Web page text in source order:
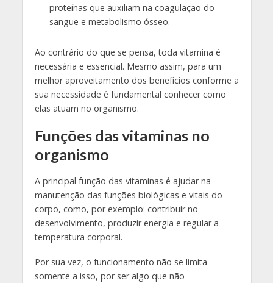
proteínas que auxiliam na coagulação do
sangue e metabolismo ósseo.
Ao contrário do que se pensa, toda vitamina é
necessária e essencial. Mesmo assim, para um
melhor aproveitamento dos benefícios conforme a
sua necessidade é fundamental conhecer como
elas atuam no organismo.
Funções das vitaminas no
organismo
A principal função das vitaminas é ajudar na
manutenção das funções biológicas e vitais do
corpo, como, por exemplo: contribuir no
desenvolvimento, produzir energia e regular a
temperatura corporal.
Por sua vez, o funcionamento não se limita
somente a isso, por ser algo que não